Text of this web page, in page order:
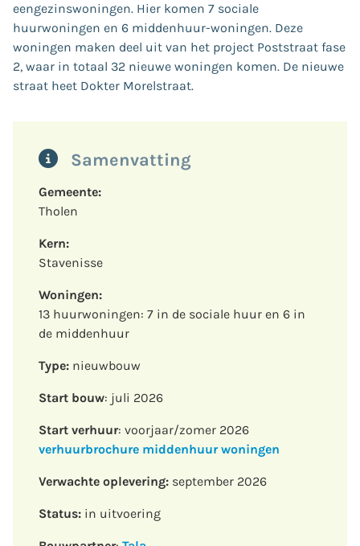
eengezinswoningen. Hier komen 7 sociale
huurwoningen en 6 middenhuur-woningen. Deze
woningen maken deel uit van het project Poststraat fase
2, waar in totaal 32 nieuwe woningen komen. De nieuwe
straat heet Dokter Morelstraat.
Samenvatting
Gemeente:
Tholen
Kern:
Stavenisse
Woningen:
13 huurwoningen: 7 in de sociale huur en 6 in
de middenhuur
Type: nieuwbouw
Start bouw: juli 2026
Start verhuur: voorjaar/zomer 2026
verhuurbrochure middenhuur woningen
Verwachte oplevering: september 2026
Status: in uitvoering